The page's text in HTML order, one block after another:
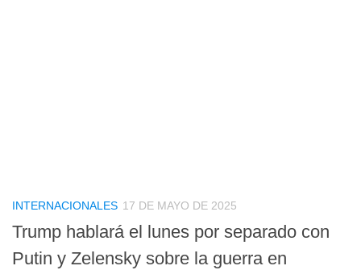
INTERNACIONALES 17 DE MAYO DE 2025
Trump hablará el lunes por separado con
Putin y Zelensky sobre la guerra en